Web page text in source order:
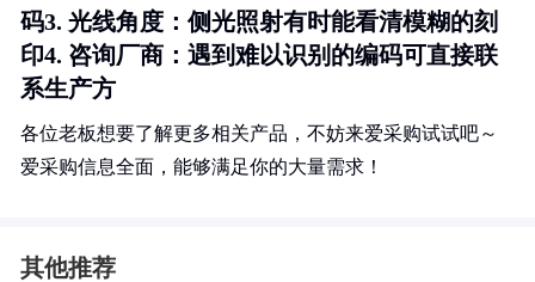
码3. 光线角度 ：侧光照射有时能看清模糊的刻
印4. 咨询厂商 ：遇到难以识别的编码可直接联
系生产方
各位老板想要了解更多相关产品，不妨来爱采购试试吧～
爱采购信息全面，能够满足你的大量需求！
其他推荐